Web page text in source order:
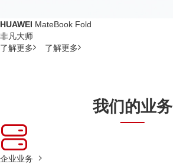
HUAWEI MateBook Fold
非凡大师
了解更多
了解更多
我们的业务
企业业务